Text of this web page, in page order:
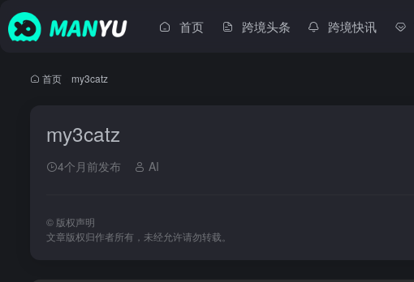
首页 跨境头条 跨境快讯
首页 my3catz
my3catz
4个月前发布 AI
© 版权声明
文章版权归作者所有，未经允许请勿转载。